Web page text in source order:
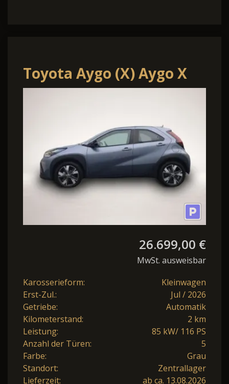
Toyota Aygo (X) Aygo X
Pure 1.5 Hybrid 116PS
26.699,00 €
MwSt. ausweisbar
Karosserieform:
Kleinwagen
Erst-Zul.:
Jul / 2026
Getriebe:
Automatik
Kilometerstand:
2 km
Leistung:
85 kW/ 116 PS
Anzahl der Türen:
5
Farbe:
Grau
Standort:
Zentrallager
Lieferzeit:
ab ca. 13.08.2026